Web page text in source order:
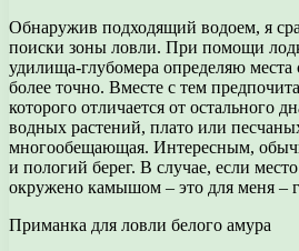
Обнаружив подходящий водоем, я
поиски зоны ловли. При помощи
удилища-глубомера определяю места
более точно. Вместе с тем
которого отличается от остального
водных растений, плато или
многообещающая. Интересным,
и пологий берег. В случае, если
окружено камышом – это для меня –
Приманка для ловли белого амура